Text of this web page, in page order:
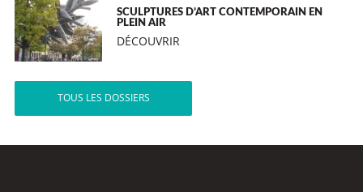
SCULPTURES D’ART CONTEMPORAIN EN
PLEIN AIR
DÉCOUVRIR
TOUS LES DOSSIERS